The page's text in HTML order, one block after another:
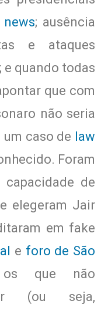
; ausência
e ataques
e quando todas
que com
não seria
caso de law
Foram
de
elegeram Jair
em fake
e foro de São
que não
(ou seja,